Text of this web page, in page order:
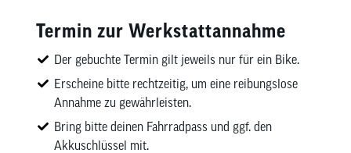
Termin zur Werkstattannahme
Der gebuchte Termin gilt jeweils nur für ein Bike.
Erscheine bitte rechtzeitig, um eine reibungslose
Annahme zu gewährleisten.
Bring bitte deinen Fahrradpass und ggf. den
Akkuschlüssel mit.